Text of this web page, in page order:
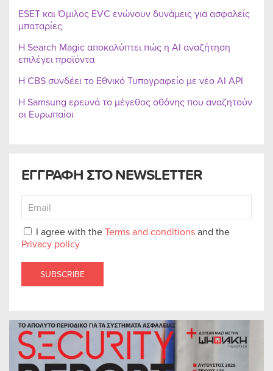
ΕΓΓΡΑΦΗ ΣΤΟ NEWSLETTER
I agree with theTerms and conditionsand the
Privacy policy
SUBSCRIBE
ESET και Όμιλος EVC ενώνουν δυνάμεις για ασφαλείς
μπαταρίες
Η Search Magic αποκαλύπτει πώς η AI αναζήτηση
επιλέγει προϊόντα
Η CBS συνδέει το Εθνικό Τυπογραφείο με νέο AI API
Η Samsung ερευνά το μέγεθος οθόνης που αναζητούν
οι Ευρωπαίοι